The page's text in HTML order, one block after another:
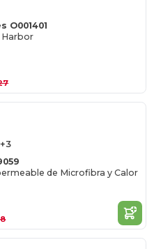
O001401
Harbor
+3
de Microfibra y Calor